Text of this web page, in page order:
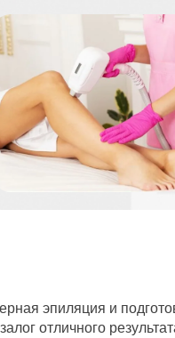
эпиляция и
отличного